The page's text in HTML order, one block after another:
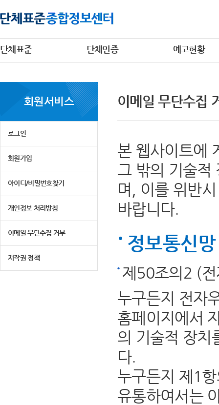
단체표준 단체인증 예고현황
회원서비스
로그인
회원가입
아이디/비밀번호찾기
개인정보 처리방침
이메일 무단수집 거부
저작권 정책
이메일 무단수집
본 웹사이트에
그 밖의 기술적
며, 이를 위반
바랍니다.
정보통신
제50조의2 (
누구든지 전자
홈페이지에서
의 기술적 장치
다.
누구든지 제1
유통하여서는